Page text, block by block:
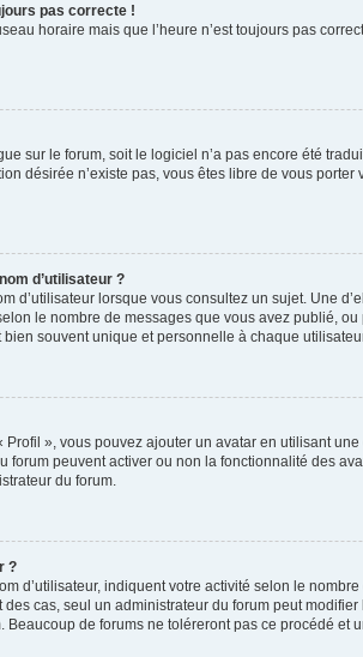
pas correcte !
horaire mais que l’heure n’est toujours pas
sur le forum, soit le logiciel n’a pas encore été
désirée n’existe pas, vous êtes libre de vous
d’utilisateur ?
d’utilisateur lorsque vous consultez un sujet. Une
le nombre de messages que vous avez publié,
souvent unique et personnelle à chaque
», vous pouvez ajouter un avatar en utilisant
forum peuvent activer ou non la fonctionnalité des
du forum.
?
d’utilisateur, indiquent votre activité selon le
cas, seul un administrateur du forum peut
Beaucoup de forums ne toléreront pas ce procédé